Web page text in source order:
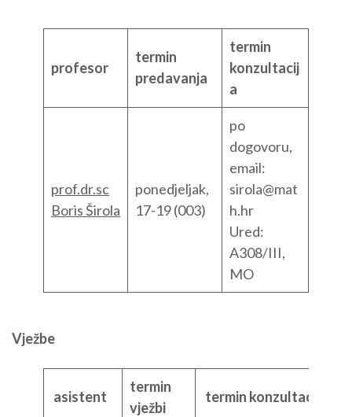
profesor
termin
predavanja
termin
konzultacij
a
prof.dr.sc
Boris Širola
ponedjeljak,
17-19 (003)
po
dogovoru,
email:
sirola@mat
h.hr
Ured:
A308/III,
MO
Vježbe
asistent
termin
vježbi
termin konzultacija